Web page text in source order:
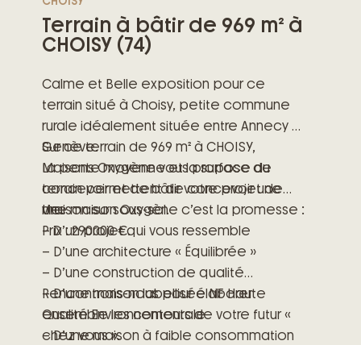
Terrain à bâtir de 969 m² à
CHOISY (74)
Calme et Belle exposition pour ce
terrain situé à Choisy, petite commune
rurale idéalement située entre Annecy et
Genève.
La pente moyenne et la surface du
terrain permettent de concevoir une
maison sur sous-sol.
Prix : 290000 €.
Sur ce terrain de 969 m² à CHOISY,
Maisons Oxygène vous propose de
concevoir et de bâtir votre projet de
vie.
Une maison Oxygène c’est la promesse :
– D’un projet qui vous ressemble
– D’une architecture « Équilibrée »
– D’une construction de qualité
– D’une maison labellisée NF Haute
Qualité Environnementale
– D’une maison à faible consommation
Rencontrons-nous pour élaborer
ensemble les contours de votre futur «
chez vous ».